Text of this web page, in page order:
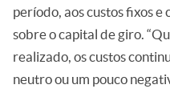
período, aos custos fixos e
sobre o capital de giro.
realizado, os custos
neutro ou um pouco